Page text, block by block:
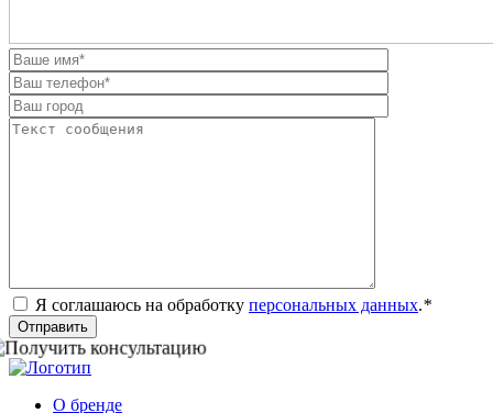
Я соглашаюсь на обработку персональных данных.*
Отправить
О бренде